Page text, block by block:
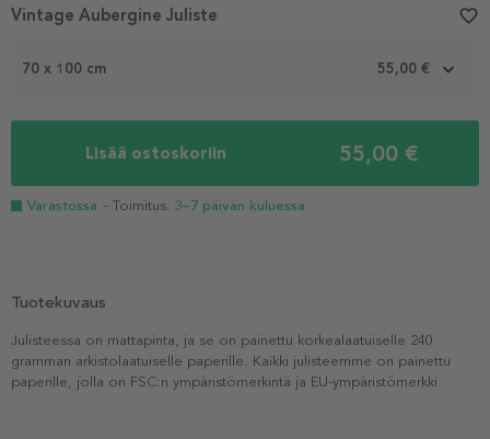
Item
4
70 x 100 cm 55,00 €
Lisää ostoskoriin 55,00 €
Varastossa - Toimitus: 3–7 päivän kuluessa
Vintage Aubergine Juliste favorite_border
Tuotekuvaus
Julisteessa on mattapinta, ja se on painettu korkealaatuiselle 240
gramman arkistolaatuiselle paperille. Kaikki julisteemme on painettu
paperille, jolla on FSC:n ympäristömerkintä ja EU-ympäristömerkki.